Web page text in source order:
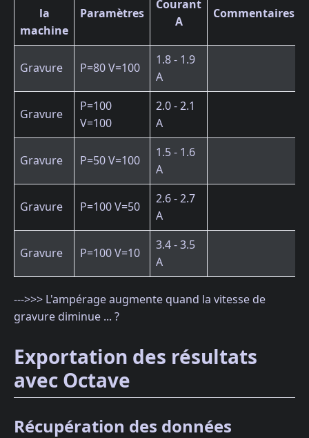
la
machine
Paramètres
Courant
A
Commentaires
Gravure P=80 V=100
1.8 - 1.9
A
Gravure
P=100
V=100
2.0 - 2.1
A
Gravure P=50 V=100
1.5 - 1.6
A
Gravure P=100 V=50
2.6 - 2.7
A
Gravure P=100 V=10
3.4 - 3.5
A
--->>> L'ampérage augmente quand la vitesse de
gravure diminue ... ?
Exportation des résultats
avec Octave
Récupération des données